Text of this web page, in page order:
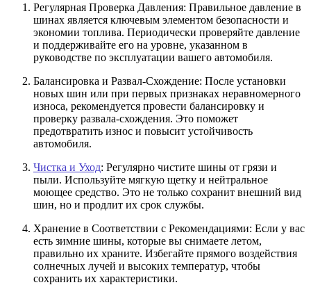
Регулярная Проверка Давления: Правильное давление в
шинах является ключевым элементом безопасности и
экономии топлива. Периодически проверяйте давление
и поддерживайте его на уровне, указанном в
руководстве по эксплуатации вашего автомобиля.
Балансировка и Развал-Схождение: После установки
новых шин или при первых признаках неравномерного
износа, рекомендуется провести балансировку и
проверку развала-схождения. Это поможет
предотвратить износ и повысит устойчивость
автомобиля.
Чистка и Уход: Регулярно чистите шины от грязи и
пыли. Используйте мягкую щетку и нейтральное
моющее средство. Это не только сохранит внешний вид
шин, но и продлит их срок службы.
Хранение в Соответствии с Рекомендациями: Если у вас
есть зимние шины, которые вы снимаете летом,
правильно их храните. Избегайте прямого воздействия
солнечных лучей и высоких температур, чтобы
сохранить их характеристики.